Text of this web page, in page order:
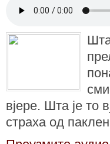
вјере. Шта је то
страха од